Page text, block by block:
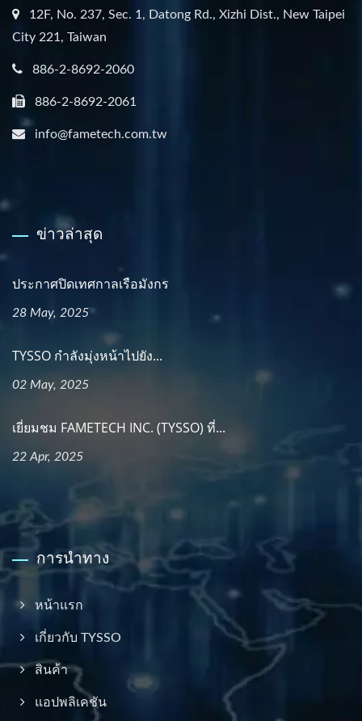
12F, No. 237, Sec. 1, Datong Rd., Xizhi Dist., New Taipei
City 221, Taiwan
886-2-8692-2060
886-2-8692-2061
info@fametech.com.tw
ข่าวล่าสุด
ประกาศปิดเทศกาลเรือมังกร
28 May, 2025
TYSSO กำลังมุ่งหน้าไปยัง...
02 May, 2025
เยี่ยมชม FAMETECH INC. (TYSSO) ที่...
22 Apr, 2025
การนำทาง
หน้าแรก
เกี่ยวกับ TYSSO
สินค้า
แอปพลิเคชัน